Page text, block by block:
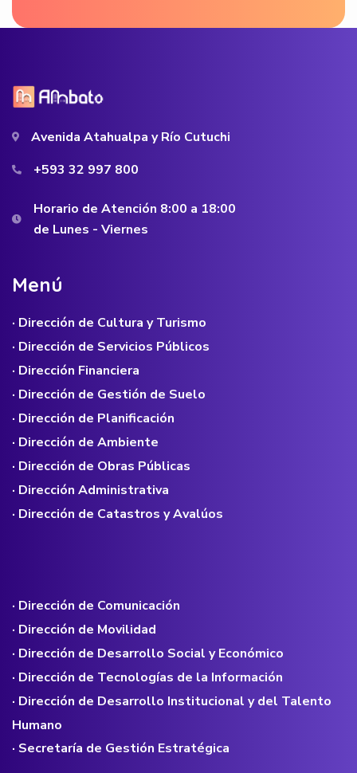
Avenida Atahualpa y Río Cutuchi
+593 32 997 800
Horario de Atención 8:00 a 18:00
de Lunes - Viernes
Menú
· Dirección de Cultura y Turismo
· Dirección de Servicios Públicos
· Dirección Financiera
· Dirección de Gestión de Suelo
· Dirección de Planificación
· Dirección de Ambiente
· Dirección de Obras Públicas
· Dirección Administrativa
· Dirección de Catastros y Avalúos
· Dirección de Comunicación
· Dirección de Movilidad
· Dirección de Desarrollo Social y Económico
· Dirección de Tecnologías de la Información
· Dirección de Desarrollo Institucional y del Talento
Humano
· Secretaría de Gestión Estratégica